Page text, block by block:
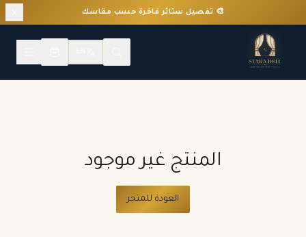
🎨 تفصيل ستائر فاخرة حسب مقاسك
المنتج غير موجود
العودة للمتجر